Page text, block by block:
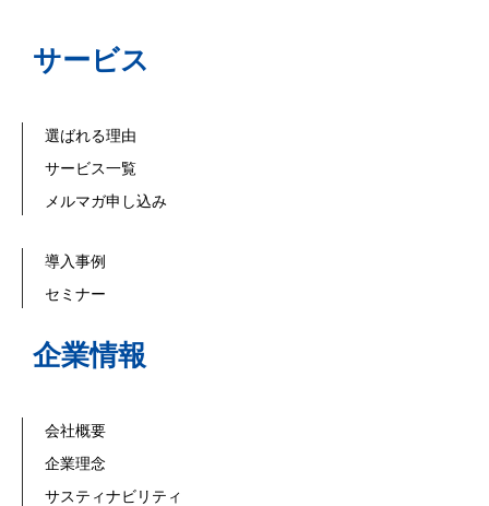
サービス
選ばれる理由
サービス一覧
メルマガ申し込み
導入事例
セミナー
企業情報
会社概要
企業理念
サスティナビリティ